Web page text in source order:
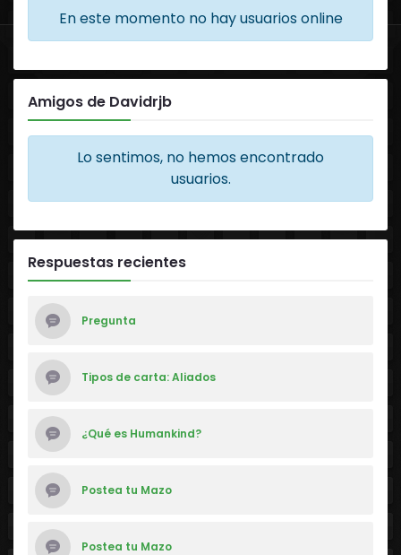
En este momento no hay usuarios online
Amigos de Davidrjb
Lo sentimos, no hemos encontrado
usuarios.
Respuestas recientes
Pregunta
Tipos de carta: Aliados
¿Qué es Humankind?
Postea tu Mazo
Postea tu Mazo